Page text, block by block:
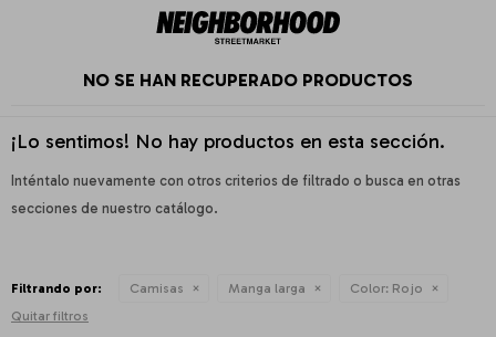
NO SE HAN RECUPERADO PRODUCTOS
¡Lo sentimos! No hay productos en esta sección.
Inténtalo nuevamente con otros criterios de filtrado o busca en otras
secciones de nuestro catálogo.
Filtrando por: Camisas Manga larga Color: Rojo
Quitar filtros